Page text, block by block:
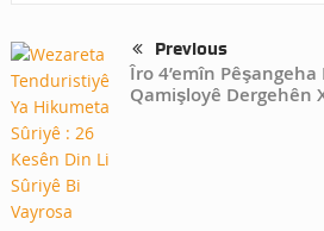
Previous
Îro 4’emîn
Qamişloyê Dergehên